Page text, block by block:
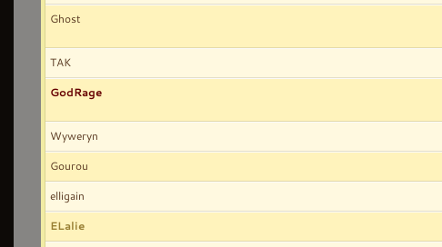
Ghost
TAK
GodRage
Wyweryn
Gourou
elligain
ELalie